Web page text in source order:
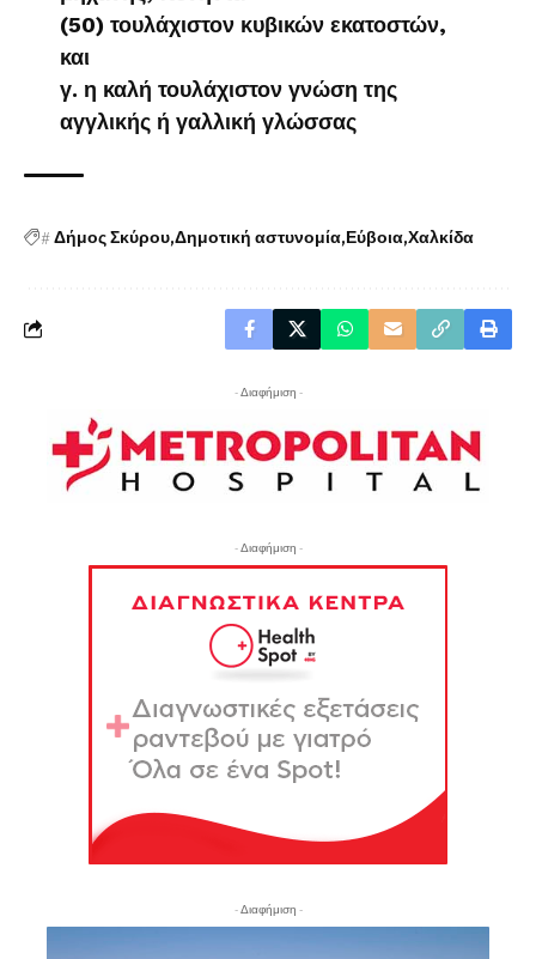
(50) τουλάχιστον κυβικών εκατοστών,
και
γ. η καλή τουλάχιστον γνώση της
αγγλικής ή γαλλική γλώσσας
#Δήμος Σκύρου Δημοτική αστυνομία Εύβοια Χαλκίδα
- Διαφήμιση -
- Διαφήμιση -
- Διαφήμιση -